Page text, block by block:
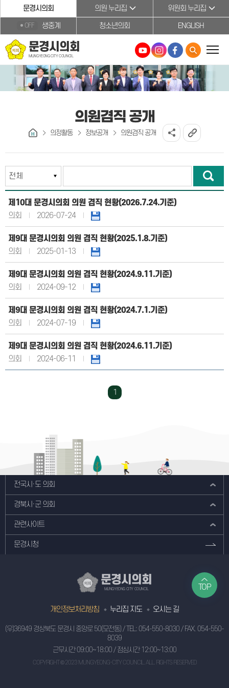
본문바로가기문경시의회 의원 누리집 위원회 누리집
OFF 생중계 청소년의회 ENGLISH
문경시의회
MUNGYEONG CITY COUNCIL
의원겸직 공개
의정활동 정보공개 의원겸직 공개
제10대 문경시의회 의원 겸직 현황(2026.7.24.기준)
의회
2026-07-24
제9대 문경시의회 의원 겸직 현황(2025.1.8.기준)
의회
2025-01-13
제9대 문경시의회 의원 겸직 현황(2024.9.11.기준)
의회
2024-09-12
제9대 문경시의회 의원 겸직 현황(2024.7.1.기준)
의회
2024-07-19
제9대 문경시의회 의원 겸직 현황(2024.6.11.기준)
의회
2024-06-11
1
전국시·도 의회
경북시·군 의회
관련사이트
문경시청
TOP
문경시의회
MUNGYEONG CITY COUNCIL
개인정보처리방침 누리집 지도 오시는 길
(우)36949 경상북도 문경시 중앙로 50(모전동) / TEL: 054-550-8030 / FAX. 054-550-
8039
근무시간 09:00~18:00 / 점심시간 12:00~13:00
COPYRIGHT © 2023 MUNGYEONG-CITY COUNCIL. ALL. RIGHTS RESERVED